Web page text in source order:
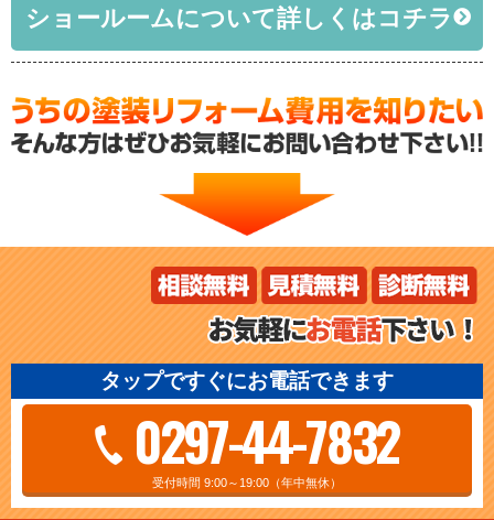
ショールームについて詳しくはコチラ
タップですぐにお電話できます
0297-44-7832
受付時間 9:00～19:00（年中無休）